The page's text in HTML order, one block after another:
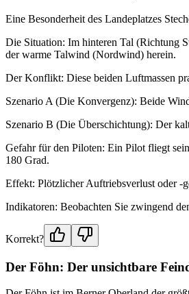
Eine Besonderheit des Landeplatzes
Die Situation: Im hinteren Tal (Richtung
der warme Talwind (Nordwind) herein.
Der Konflikt: Diese beiden Luftmassen
Szenario A (Die Konvergenz): Beide
Szenario B (Die Überschichtung): Der
Gefahr für den Piloten: Ein Pilot fliegt
180 Grad.
Effekt: Plötzlicher Auftriebsverlust oder -
Indikatoren: Beobachten Sie zwingend
Korrekt?
Der Föhn: Der unsichtbare